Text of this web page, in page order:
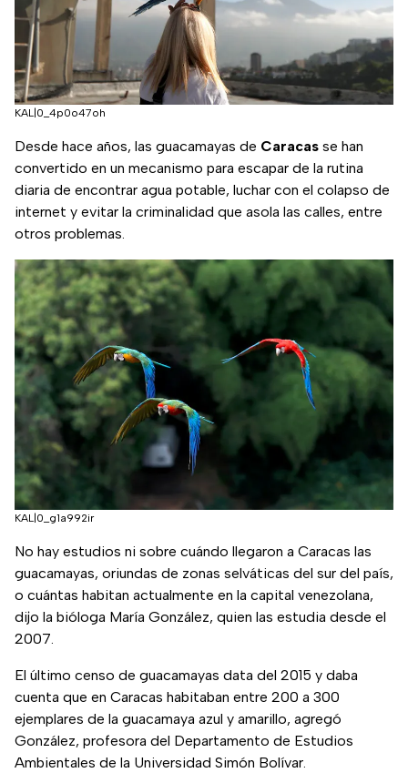
KAL|0_4p0o47oh
Desde hace años, las guacamayas de Caracas se han
convertido en un mecanismo para escapar de la rutina
diaria de encontrar agua potable, luchar con el colapso de
internet y evitar la criminalidad que asola las calles, entre
otros problemas.
KAL|0_g1a992ir
No hay estudios ni sobre cuándo llegaron a Caracas las
guacamayas, oriundas de zonas selváticas del sur del país,
o cuántas habitan actualmente en la capital venezolana,
dijo la bióloga María González, quien las estudia desde el
2007.
El último censo de guacamayas data del 2015 y daba
cuenta que en Caracas habitaban entre 200 a 300
ejemplares de la guacamaya azul y amarillo, agregó
González, profesora del Departamento de Estudios
Ambientales de la Universidad Simón Bolívar.